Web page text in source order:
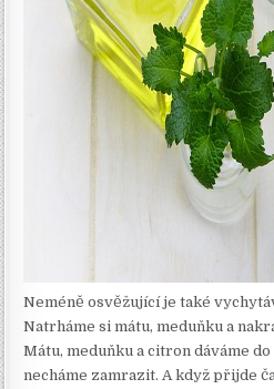
Neméně osvěžující je také
Natrháme si mátu, meduňku a
Mátu, meduňku a citron dáváme
necháme zamrazit. A když přijde